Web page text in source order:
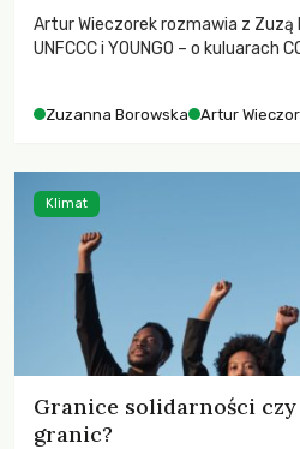
Artur Wieczorek rozmawia z
UNFCCC i YOUNGO – o kuluarach
Zuzanna Borowska Artur
Granice solidarności
granic?
Klimat